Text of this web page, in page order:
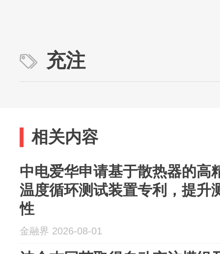
充注
相关内容
中电爱华申请基于散热器的高
温度循环测试装置专利，提升
性
金融界 2026-08-01